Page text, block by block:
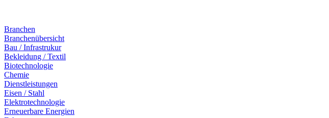
Branchen
Branchenübersicht
Bau / Infrastrukur
Bekleidung / Textil
Biotechnologie
Chemie
Dienstleistungen
Eisen / Stahl
Elektrotechnologie
Erneuerbare Energien